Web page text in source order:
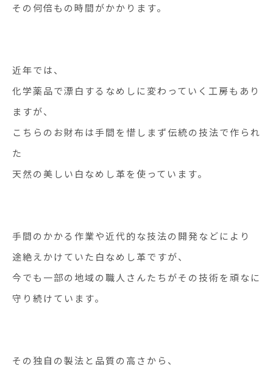
その何倍もの時間がかかります。
近年では、
化学薬品で漂白するなめしに変わっていく工房もあり
ますが、
こちらのお財布は手間を惜しまず伝統の技法で作られ
た
天然の美しい白なめし革を使っています。
手間のかかる作業や近代的な技法の開発などにより
途絶えかけていた白なめし革ですが、
今でも一部の地域の職人さんたちがその技術を頑なに
守り続けています。
その独自の製法と品質の高さから、